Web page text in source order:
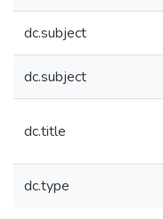
dc.subject
dc.subject
dc.title
dc.type